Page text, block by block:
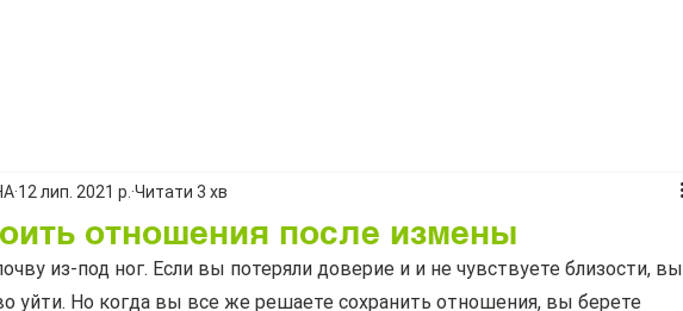
отношения после измены
12 лип. 2021 р. Читати 3 хв
из-под ног. Если вы потеряли доверие и и не чувствуете близости, вы
уйти. Но когда вы все же решаете сохранить отношения, вы берете